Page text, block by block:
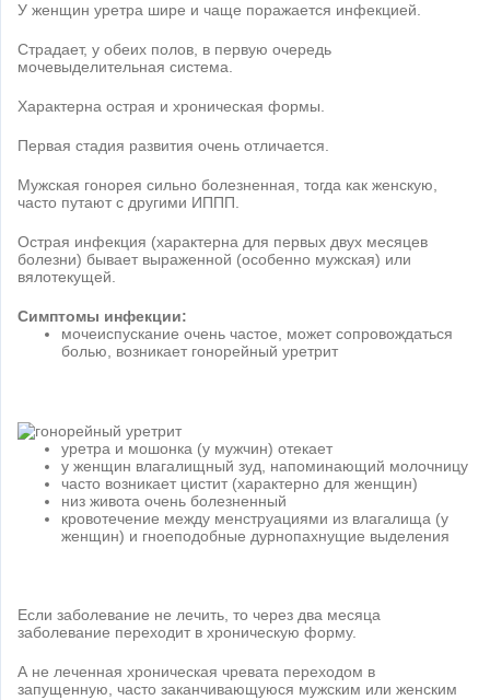
У женщин уретра шире и чаще поражается инфекцией.
Страдает, у обеих полов, в первую очередь
мочевыделительная система.
Характерна острая и хроническая формы.
Первая стадия развития очень отличается.
Мужская гонорея сильно болезненная, тогда как женскую,
часто путают с другими ИППП.
Острая инфекция (характерна для первых двух месяцев
болезни) бывает выраженной (особенно мужская) или
вялотекущей.
Симптомы инфекции:
мочеиспускание очень частое, может сопровождаться
болью, возникает гонорейный уретрит
уретра и мошонка (у мужчин) отекает
у женщин влагалищный зуд, напоминающий молочницу
часто возникает цистит (характерно для женщин)
низ живота очень болезненный
кровотечение между менструациями из влагалища (у
женщин) и гноеподобные дурнопахнущие выделения
Если заболевание не лечить, то через два месяца
заболевание переходит в хроническую форму.
А не леченная хроническая чревата переходом в
запущенную, часто заканчивающуюся мужским или женским